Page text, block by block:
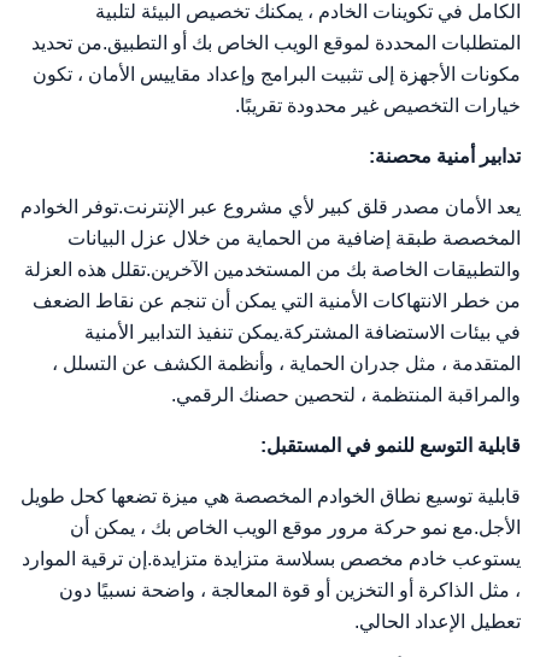
الكامل في تكوينات الخادم ، يمكنك تخصيص البيئة لتلبية
المتطلبات المحددة لموقع الويب الخاص بك أو التطبيق.من تحديد
مكونات الأجهزة إلى تثبيت البرامج وإعداد مقاييس الأمان ، تكون
خيارات التخصيص غير محدودة تقريبًا.
تدابير أمنية محصنة:
يعد الأمان مصدر قلق كبير لأي مشروع عبر الإنترنت.توفر الخوادم
المخصصة طبقة إضافية من الحماية من خلال عزل البيانات
والتطبيقات الخاصة بك من المستخدمين الآخرين.تقلل هذه العزلة
من خطر الانتهاكات الأمنية التي يمكن أن تنجم عن نقاط الضعف
في بيئات الاستضافة المشتركة.يمكن تنفيذ التدابير الأمنية
المتقدمة ، مثل جدران الحماية ، وأنظمة الكشف عن التسلل ،
والمراقبة المنتظمة ، لتحصين حصنك الرقمي.
قابلية التوسع للنمو في المستقبل:
قابلية توسيع نطاق الخوادم المخصصة هي ميزة تضعها كحل طويل
الأجل.مع نمو حركة مرور موقع الويب الخاص بك ، يمكن أن
يستوعب خادم مخصص بسلاسة متزايدة متزايدة.إن ترقية الموارد
، مثل الذاكرة أو التخزين أو قوة المعالجة ، واضحة نسبيًا دون
تعطيل الإعداد الحالي.